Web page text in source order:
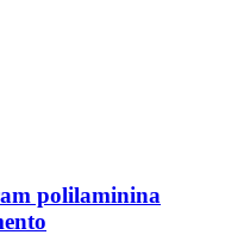
polilaminina